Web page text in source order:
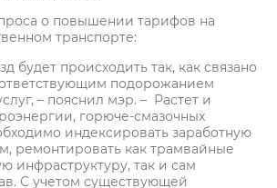
о повышении тарифов на
транспорте:
будет происходить так, как связано
подорожанием
– пояснил мэр. – Растет и
горюче-смазочных
индексировать заработную
ремонтировать как трамвайные
инфраструктуру, так и сам
С учетом существующей